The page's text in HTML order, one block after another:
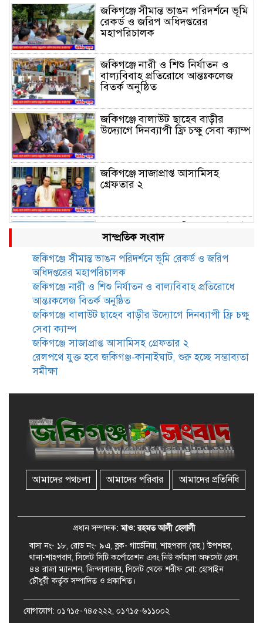
জকিগঞ্জে সীমান্ত ভাঙন পরিদর্শনে ভূমি
রেকর্ড ও জরিপ অধিদপ্তরের
মহাপরিচালক
জকিগঞ্জে নারী ও শিশু নির্যাতন ও
বাল্যবিবাহ প্রতিরোধে আন্তঃকলেজ
বিতর্ক অনুষ্ঠিত
জকিগঞ্জে বালাউট ছাহেব বাড়ীর
উদ্যোগে দিনব্যাপী ফ্রি চক্ষু সেবা ক্যাম্প
জকিগঞ্জে সাজাপ্রাপ্ত আসামিসহ
গ্রেফতার ২
শুরু হচ্ছে সম্ভাব্যতা সমীক্ষা
সাবেক এমপি হাফিজ আহমদ
মজুমদার কি আত্মগোপনে? ভাইরাল
ছবি ঘিরে আলোচনা!
ভাতা পেতে টাকা লাগে না, জকিগঞ্জে
সমাজসেবা কর্মকর্তার গুরুত্বপূর্ণ বার্তা
জকিগঞ্জে সরকারি পাঁচ ভাতার আবেদন
জকিগঞ্জে সুরমা নদীর বালুমহালে
মোবাইল কোর্ট পরিচালনা করলেন
ইউএনও: সরেজমিনে অভিযোগের
সত্যতা মেলেনি
একজন গ্রেপ্তার
সাম্প্রতিক সংবাদ
জকিগঞ্জে সীমান্ত ভাঙন পরিদর্শনে ভূমি রেকর্ড ও জরিপ
অধিদপ্তরের মহাপরিচালক
জকিগঞ্জে নারী ও শিশু নির্যাতন ও বাল্যবিবাহ প্রতিরোধে
আন্তঃকলেজ বিতর্ক অনুষ্ঠিত
জকিগঞ্জে বালাউট ছাহেব বাড়ীর উদ্যোগে দিনব্যাপী ফ্রি চক্ষু
সেবা ক্যাম্প
জকিগঞ্জে সাজাপ্রাপ্ত আসামিসহ গ্রেফতার ২
রেলপথে যুক্ত হবে জকিগঞ্জ-কানাইঘাট, শুরু হচ্ছে সম্ভাব্যতা
সমীক্ষা
আমাদের পথচলা আমাদের পরিবার আমাদের প্রতিনিধি
প্রধান সম্পাদক:মাও: রহমত আলী হেলালী
বাসা নং- ১৮, রোড নং- ৯এ, ব্লক- গার্ডেনিয়া, শাহপরাণ (রহ.) উপশহর,
থানা-শাহপরাণ, সিলেট সিটি কর্পোরেশন এবং নিউ বর্ণমালা অফসেট প্রেস,
৪৪ রাজা ম্যানশন, জিন্দাবাজার, সিলেট থেকে শরীফ মো: হোসাইন
চৌধুরী কর্তৃক সম্পাদিত ও প্রকাশিত।
যোগাযোগ: ০১৭১৫-৭৪৫২২২, ০১৭১৫-৬১১০০২